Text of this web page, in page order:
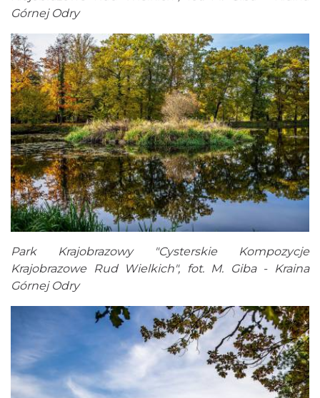
Górnej Odry
Park Krajobrazowy "Cysterskie Kompozycje
Krajobrazowe Rud Wielkich", fot. M. Giba - Kraina
Górnej Odry